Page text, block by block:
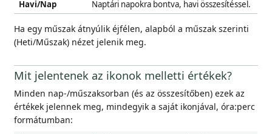
Havi/Nap
Naptári napokra bontva, havi összesítéssel.
Ha egy műszak átnyúlik éjfélen, alapból a műszak szerinti
(Heti/Műszak) nézet jelenik meg.
Mit jelentenek az ikonok melletti értékek?
Minden nap-/műszaksorban (és az összesítőben) ezek az
értékek jelennek meg, mindegyik a saját ikonjával, óra:perc
formátumban: